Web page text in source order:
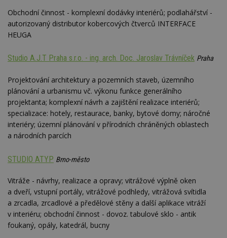
Obchodní činnost - komplexní dodávky interiérů; podlahářství -
autorizovaný distributor kobercových čtverců INTERFACE
HEUGA
Studio A.J.T Praha s.r.o. - ing. arch. Doc. Jaroslav Trávníček Praha
Projektování architektury a pozemních staveb, územního
plánování a urbanismu vč. výkonu funkce generálního
projektanta; komplexní návrh a zajištění realizace interiérů;
specializace: hotely, restaurace, banky, bytové domy; náročné
interiéry; územní plánování v přírodních chráněných oblastech
a národních parcích
STUDIO ATYP Brno-město
Vitráže - návrhy, realizace a opravy; vitrážové výplně oken
a dveří, vstupní portály, vitrážové podhledy, vitrážová svítidla
a zrcadla, zrcadlové a předělové stěny a další aplikace vitráží
v interiéru; obchodní činnost - dovoz. tabulové sklo - antik
foukaný, opály, katedrál, bucny
Název
Provider/
Doména
Vyprší
_dc_gtm_UA-53599847-1